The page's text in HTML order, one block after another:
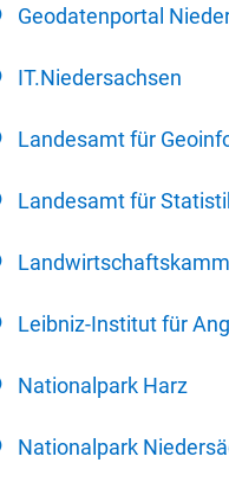
Geodatenportal
IT.Niedersachsen
Landesamt für
Landesamt für
Leibniz-Institut für
Nationalpark Harz
Nationalpark